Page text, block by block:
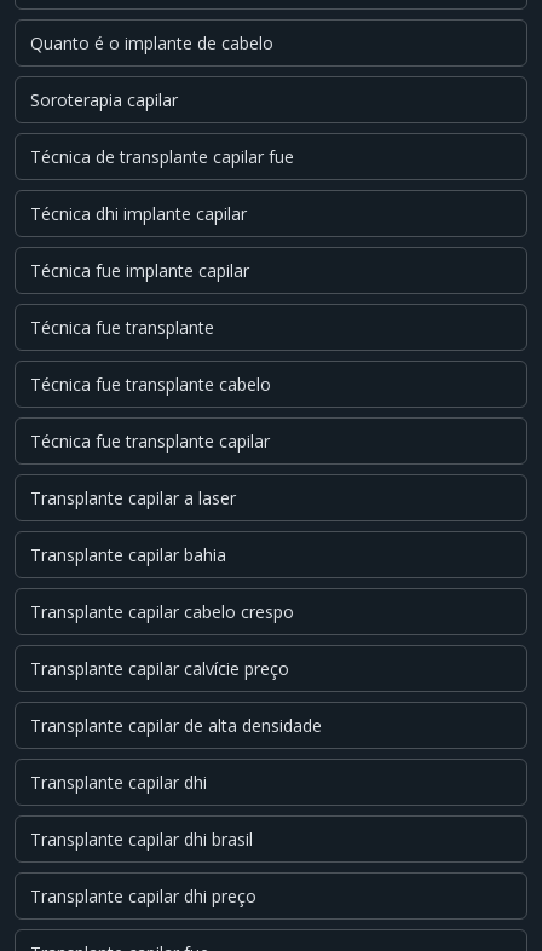
Quanto é o implante de cabelo
Soroterapia capilar
Técnica de transplante capilar fue
Técnica dhi implante capilar
Técnica fue implante capilar
Técnica fue transplante
Técnica fue transplante cabelo
Técnica fue transplante capilar
Transplante capilar a laser
Transplante capilar bahia
Transplante capilar cabelo crespo
Transplante capilar calvície preço
Transplante capilar de alta densidade
Transplante capilar dhi
Transplante capilar dhi brasil
Transplante capilar dhi preço